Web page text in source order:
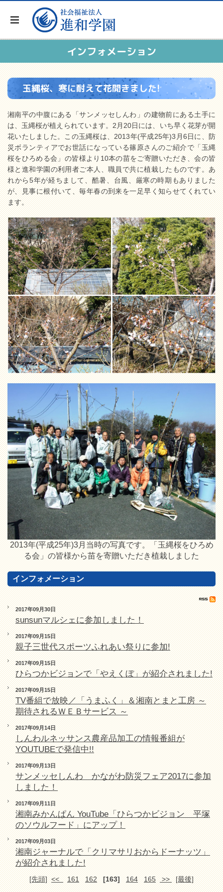
インフォメーション
玉縄桜、寒に耐えて花開きました!
湘南平の中腹にある「サンメッセしんわ」の建物前にある土手に
は、玉縄桜が植えられています。2月20日には、いち早く花芽が開
花いたしました。この玉縄桜は、2013年(平成25年)3月6日に、防
災ボランティアでお世話になっている篠原さんのご紹介で「玉縄
桜をひろめる会」の皆様より10本の苗をご寄贈いただき、会の皆
様と進和学園の利用者ご本人、職員で共に植栽したものです。あ
れから5年が経ちまして、酷暑、台風、厳寒の時期もありました
が、見事に根付いて、毎年春の到来を一足早く知らせてくれてい
ます。
2013年(平成25年)3月当時の写真です。「玉縄桜をひろめ
る会」の皆様から苗を寄贈いただき植栽しました
インフォメーション
2017年09月30日
sunsunマルシェに参加しました！
2017年09月15日
親子三世代スポーツふれあい祭りに参加!
2017年09月15日
ひらつかビジョンで「やえくぼ」が紹介されました!
2017年09月15日
TV番組で放映／「うまふく」＆湘南とまと工房 ～
期待されるＷＥＢサービス ～
2017年09月14日
しんわルネッサンス農産品加工の情報番組が
YOUTUBEで発信中!!
2017年09月13日
サンメッセしんわ かながわ防災フェア2017に参加
しました！
2017年09月11日
湘南みかんぱん YouTube「ひらつかビジョン 平塚
のソウルフード」にアップ！
2017年09月03日
湘南ジャーナルで「クリマサリおからドーナッツ」
が紹介されました!
[先頭] << 161 162 [163] 164 165 >> [最後]